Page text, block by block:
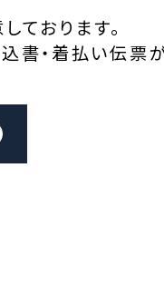
ております。
書・着払い伝票